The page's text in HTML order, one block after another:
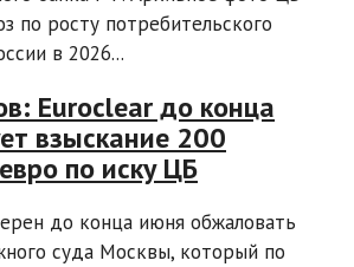
по росту потребительского
в 2026...
Euroclear до конца
взыскание 200
по иску ЦБ
до конца июня обжаловать
суда Москвы, который по